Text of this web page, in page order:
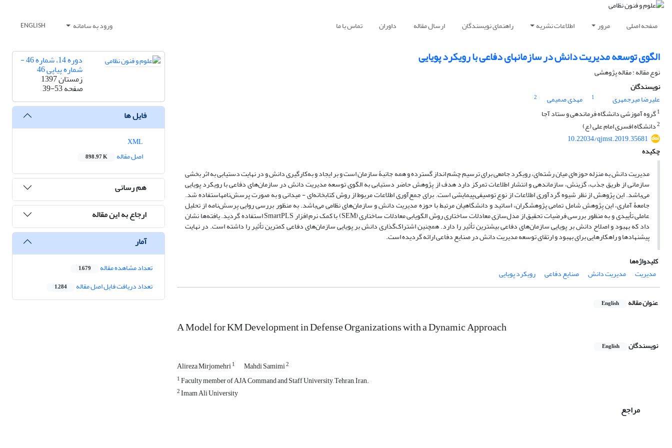
صفحه اصلی مرور اطلاعات نشریه راهنمای نویسندگان ارسال مقاله داوران تماس با ما ورود به سامانه ENGLISH
الگوی توسعه مدیریت دانش در سازمانهای دفاعی با رویکرد پویایی
نوع مقاله : مقاله پژوهشی
نویسندگان
علیرضا میرجمهری
1 مهدی صمیمی
2
1گروه آموزشی دانشگاه فرماندهی و ستاد آجا
2دانشگاه افسری امام علی (ع)
10.22034/qjmst.2019.35681
چکیده
مدیریت دانش به منزله حوزه‌ای میان رشته‌ای، رویکرد جامعی برای ترسیم چشم انداز گسترده و همه جانبۀ سازمان است و بر ایجاد و به‌کارگیری دانش و در نهایت دستیابی به اثر بخشی
سازمانی از طریق جذب، گزینش، سازماندهی و انتشار اطلاعات تمرکز دارد هدف از پژوهش حاضر دستیابی به الگوی توسعه مدیریت دانش در سازمان‌های دفاعی با رویکرد پویایی
می‌باشد. این پژوهش از نظر شیوه گردآوری اطلاعات از نوع توصیفی–پیمایشی است. برای جمع‌آوری اطلاعات مربوط از روش کتابخانه‌ای - میدانی و به صورت پرسش‌نامهاستفاده شد.
جامعۀ آماری، این پژوهش شامل تمامی پژوهشگران، اساتید و دانشگاهیان مرتبط با حوزه مدیریت دانش و سازمان‌های نظامی می‌باشد. به منظور بررسی روایی پرسش‌نامه از تحلیل
عاملی تأییدی و به منظور بررسی فرضیات تحقیق از مدل‌سازی معادلات ساختاری روش الگویابی معادلات ساختاری (SEM) با کمک نرم افزار SmartPLS استفاده گردید. یافته‌ها نشان
داد که بهبود و اصلاح دانش بر‌ پویایی سازمان‌های دفاعی بیشترین تأثیر را دارد. همچنین اشتراک‌گذاری دانش بر پویایی سازمان‌های دفاعی کمترین تأثیر را داشته است. در نهایت
پیشنهادها و راهکارهایی برای بهبود و ارتقای توسعه مدیریت دانش در صنایع دفاعی ارائه گردیده است.
کلیدواژه‌ها
مدیریت
مدیریت دانش صنایع دفاعی رویکرد پویایی
عنوان مقاله English
A Model for KM Development in Defense Organizations with a Dynamic Approach
نویسندگان English
Alireza Mirjomehri1 Mahdi Samimi2
1Faculty member of AJA Command and Staff University, Tehran, Iran.
2Imam Ali University
مراجع
دوره 14، شماره 46 -
شماره پیاپی 46
زمستان 1397
صفحه39-53
فایل ها
اصل مقاله
898.97 K
هم رسانی
ارجاع به این مقاله
آمار
تعداد مشاهده مقاله 1,679
تعداد دریافت فایل اصل مقاله 1,284